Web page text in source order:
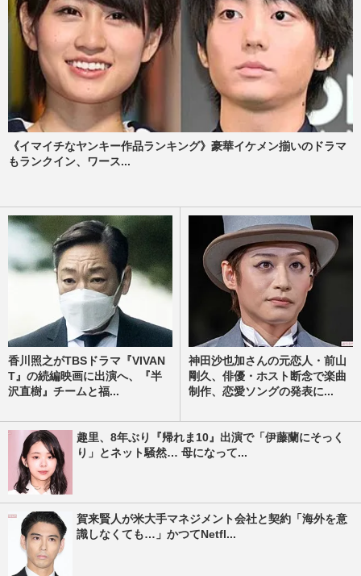
《イマイチなヤンキー作品ランキング》豪華イケメン揃いのドラマ
もランクイン、ワース...
香川照之がTBSドラマ『VIVAN
T』の続編映画に出演へ、『半
沢直樹』チームと福...
神田沙也加さんの元恋人・前山
剛久、俳優・ホスト断念で楽曲
制作、恋愛ソングの発表に...
趣里、8年ぶり『帰れま10』出演で「伊藤蘭にそっく
り」とネット騒然… 母になって...
賀来賢人が米大手マネジメント会社と契約「海外を意
識しなくても…」かつてNetfl...